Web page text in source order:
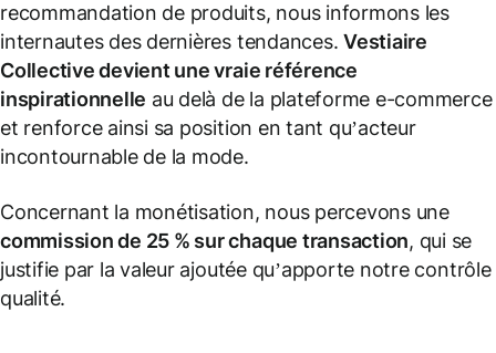
recommandation de produits, nous informons les
internautes des dernières tendances.Vestiaire
Collective devient une vraie référence
inspirationnelle au delà de la plateforme e-commerce
et renforce ainsi sa position en tant qu’acteur
incontournable de la mode.
Concernant la monétisation, nous percevons une
commission de 25 % sur chaque transaction, qui se
justifie par la valeur ajoutée qu’apporte notre contrôle
qualité.